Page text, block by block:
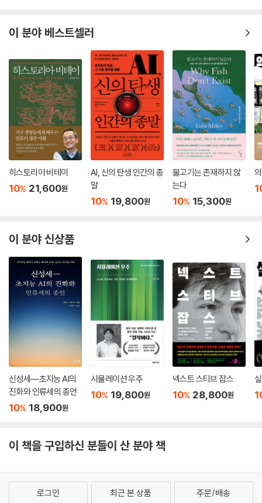
1969년 7월 24일, 세관원 어니스트 무라이는 하와이의 통관항인 호놀룰
나가 있었는데 그것은 딱히 이례적인 일이 아니었다. 이례적인 것은 그들
의 출발지였다. 그들이 타고 온 비행기는 아폴로 11호였고, 세관 신고서의
출발지를 적는 공간에는 그저 ‘달’이라고 말끔하게 타이핑되어 있었다.
--- p.312
공간이 공짜로 개방되고 “모든 인류의 공유물”인 곳이 여기 지구가 아니라
저기 바깥이라는 것은 아이러니가 아닐 수 없다. 대부분의 사람들이 거주
하는 것은 고사하고 접근할 수조차 없는 곳이니 말이다.
--- p.326
조지 오웰의 고향인 영국은 영예롭게도 유럽에서 1인당 감시 카메라가 가
세계 정보의 대다수, 누군가의 말로는 99.8퍼센트가 지난 2년 동안 만들
어진 것이다. 한 연구에 따르면 디지털 우주는 2020년이면 44조 기가바
이트의 데이터를 담게 된다고 한다. 지구에 사는 한 사람당 최소한 5,200
기가바이트를 생산하는 셈이다.
--- p.355
철학자이자 경제학자인 데이비드 흄은 1741년에 유명한 말을 했다. “세상
에서 무엇보다 놀랍게 보이는 일은… 다수가 소수에 의해 너무도 쉽게 지
배된다는 것이다.” 실제로도 놀랍다.
--- p.365
이른바 ‘게이 레이더’는 91퍼센트의 정확도를 갖고 있어서 동성애자를 투
--- p.371
이 모든 것의 배후에 이를 지휘하는 악당이 있다고 생각하면 잘못이다. 빅
브라더는 없다. 우리는 선을 지키고 흐트러지지 않도록 서로를 감시한다.
우리는 사실 우리 세계가 어딘가 잘못되고 있다는 것을 안다. 그럼에도 불
구하고 우리를 거품 속에 그대로 머물게 만드는 것들이 책의 나머지 절반
을 채우고 있다. 우리는 대안이 없다고 믿으며 자랐다. 사회 체제가 이런 식
으로만 작동한다고 들었다. 통은 그것이 우리의 맹목이라고 지적한다.
우리가 하루하루를 살아가는 사회 체제는 우리가 근대로부터 물려받은 것
이다. 시간과 공간, 자본주의 시스템 같은 것들이 바로 그것이다. 우리는 이
시스템 안에서 태어나서 평생을 살아왔으므로 그것 없는 세상은 상상하기
어렵다. 통은 상당한 분량을 할애하여 이 시스템이 인공의 산물, 마음의 소
산이라는 것을 깨닫게 한다. 그것이 어떻게 우리의 현실로 굳어졌는지 보
여준다.
다. 그것이 호모 사피엔스가 세상 전체를 소유한다는 그릇된 믿음을 창조
했다. 그로 인해 우리의 세계가 위험에 처했다. 그러므로 변화는 불가피해
보인다. 거품 속 현실이 우리의 세계를 끝장내기 전에, 우리는 인류를 세상
의 주인으로 만든 이 시스템을 스스로 파괴해야 할지 모른다. 이 책은 이 파
괴의 최전선에 설 불온한 사상의 영웅들을 소집하기 위한 것이다.
이 분야 베스트셀러
히스토리아 비테이
10% 21,600원
AI, 신의 탄생 인간의 종
말
10% 19,800원
물고기는 존재하지 않
는다
10% 15,300원
이 분야 신상품
신성세―초지능 AI의
진화와 인류세의 종언
10% 18,900원
시뮬레이션 우주
10% 19,800원
넥스트 스티브 잡스
10% 28,800원
이 책을 구입하신 분들이 산 분야 책
로그인 최근 본 상품 주문/배송